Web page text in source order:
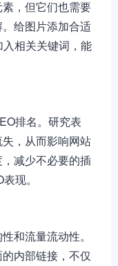
，但它们也需要
给图片添加合适
相关关键词，能
排名。研究表
，从而影响网站
减少不必要的插
现。
和流量流动性。
内部链接，不仅